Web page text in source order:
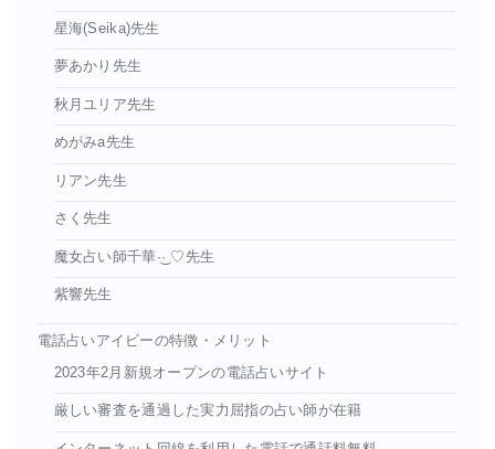
星海(Seika)先生
夢あかり先生
秋月ユリア先生
めがみa先生
リアン先生
さく先生
魔女占い師千華·͜· ♡先生
紫響先生
電話占いアイビーの特徴・メリット
2023年2月新規オープンの電話占いサイト
厳しい審査を通過した実力屈指の占い師が在籍